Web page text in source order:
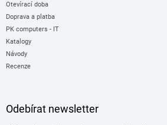
Otevírací doba
Doprava a platba
PK computers - IT
Katalogy
Návody
Recenze
Odebírat newsletter